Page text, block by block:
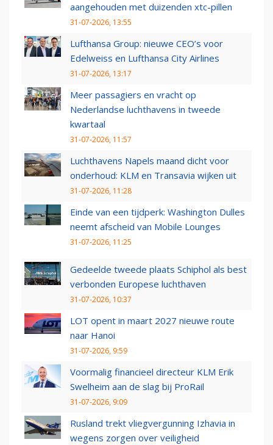
aangehouden met duizenden xtc-pillen
31-07-2026, 13:55
Lufthansa Group: nieuwe CEO’s voor
Edelweiss en Lufthansa City Airlines
31-07-2026, 13:17
Meer passagiers en vracht op
Nederlandse luchthavens in tweede
kwartaal
31-07-2026, 11:57
Luchthavens Napels maand dicht voor
onderhoud: KLM en Transavia wijken uit
31-07-2026, 11:28
Einde van een tijdperk: Washington Dulles
neemt afscheid van Mobile Lounges
31-07-2026, 11:25
Gedeelde tweede plaats Schiphol als best
verbonden Europese luchthaven
31-07-2026, 10:37
LOT opent in maart 2027 nieuwe route
naar Hanoi
31-07-2026, 9:59
Voormalig financieel directeur KLM Erik
Swelheim aan de slag bij ProRail
31-07-2026, 9:09
Rusland trekt vliegvergunning Izhavia in
wegens zorgen over veiligheid